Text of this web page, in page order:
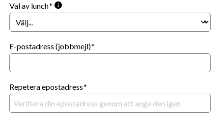
Val av lunch
E-postadress (jobbmejl)
Repetera epostadress